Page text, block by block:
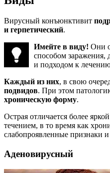
Вирусный конъюнктивит
и герпетический.
Имейте в виду! Они
способом заражения,
и подходом к
Каждый из них, в свою
подвидов. При этом
хроническую форму.
Острая отличается более
течением, в то время как
слабопроявленные признаки
Аденовирусный